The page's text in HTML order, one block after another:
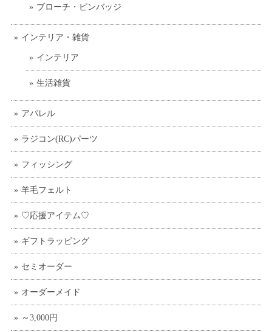
ブローチ・ピンバッジ
インテリア・雑貨
インテリア
生活雑貨
アパレル
ラジコン(RC)パーツ
フィッシング
羊毛フェルト
♡応援アイテム♡
ギフトラッピング
セミオーダー
オーダーメイド
～3,000円